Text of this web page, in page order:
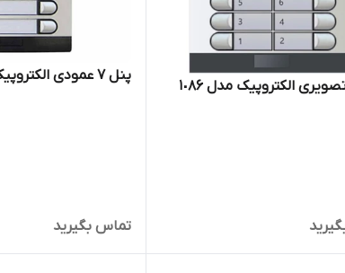
پنل ۷ عمودی الکتروپیک مدل ۱۰۸۶
تماس بگیرید